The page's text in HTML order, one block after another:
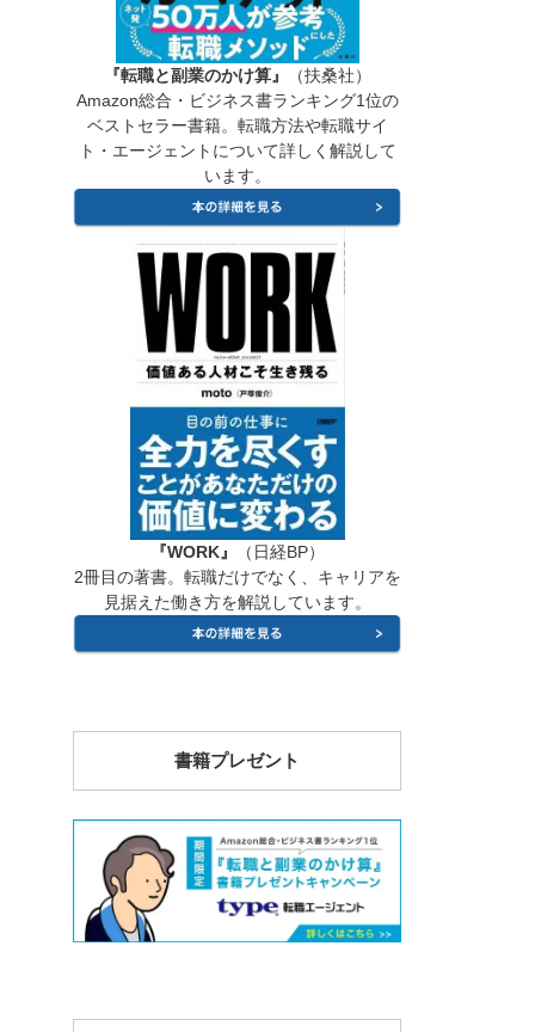
『転職と副業のかけ算』
（扶桑社）
Amazon総合・ビジネス書ランキング1位の
ベストセラー書籍。転職方法や転職サイ
ト・エージェントについて詳しく解説して
います。
『WORK』
（日経BP）
2冊目の著書。転職だけでなく、キャリアを
見据えた働き方を解説しています。
書籍プレゼント